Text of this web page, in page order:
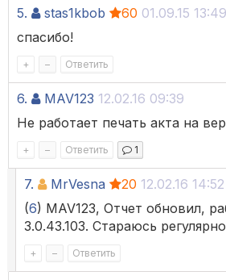
5. stas1kbob 60 01.09.15 13:49
спасибо!
+ – Ответить
6. MAV123 12.02.16 09:39
Не работает печать акта на
+ – Ответить 1
7. MrVesna 20 12.02.16 14:52
(6) MAV123, Отчет обновил,
3.0.43.103. Стараюсь
+ – Ответить